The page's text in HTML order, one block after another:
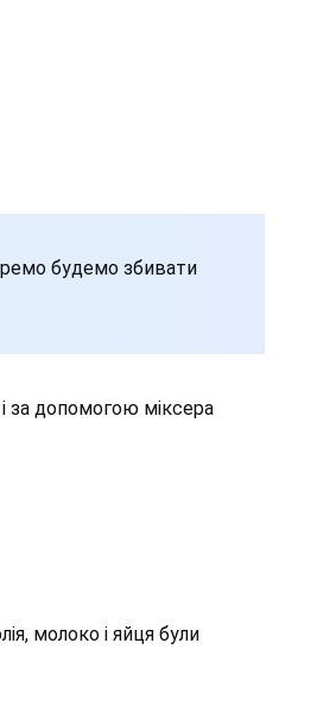
будемо збивати
і за допомогою міксера
молоко і яйця були